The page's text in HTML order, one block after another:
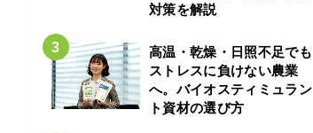
対策を解説
高温・乾燥・日照不足でも
ストレスに負けない農業
へ。バイオスティミュラン
ト資材の選び方